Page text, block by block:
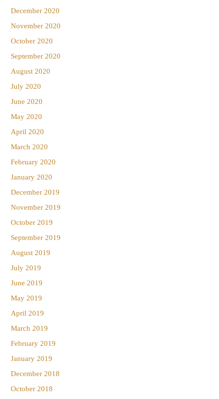
December 2020
November 2020
October 2020
September 2020
August 2020
July 2020
June 2020
May 2020
April 2020
March 2020
February 2020
January 2020
December 2019
November 2019
October 2019
September 2019
August 2019
July 2019
June 2019
May 2019
April 2019
March 2019
February 2019
January 2019
December 2018
October 2018